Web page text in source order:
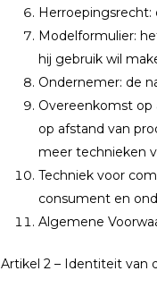
Modelformulier:
hij gebruik wil
Ondernemer: de
Overeenkomst op
op afstand van
meer technieken
Techniek voor
consument en
Algemene
Artikel 2 – Identiteit van